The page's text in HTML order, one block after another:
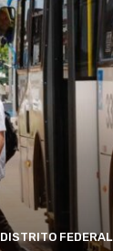
DISTRITO FEDERAL